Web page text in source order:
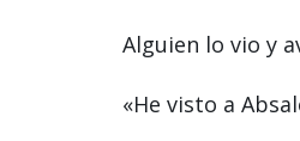
Alguien lo vio y
«He visto a